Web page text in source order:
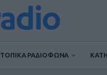
ΤΟΠΙΚΑ ΡΑΔΙΟΦΩΝΑ